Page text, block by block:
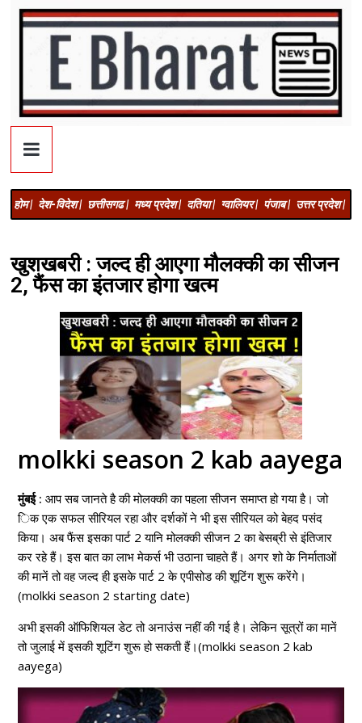
होम | देश-विदेश | छत्तीसगढ | मध्य प्रदेश | दतिया | ग्वालियर | पंजाब | उत्तर प्रदेश |
खुशखबरी : जल्द ही आएगा मौलक्की का सीजन
2, फैंस का इंतजार होगा खत्म
molkki season 2 kab aayega
मुंबई : आप सब जानते है की मोलक्की का पहला सीजन समाप्त हो गया है। जो
िक एक सफल सीरियल रहा और दर्शकों ने भी इस सीरियल को बेहद पसंद
किया। अब फैंस इसका पार्ट 2 यानि मोलक्की सीजन 2 का बेसब्री से इंतिजार
कर रहे हैं। इस बात का लाभ मेकर्स भी उठाना चाहते हैं। अगर शो के निर्माताओं
की मानें तो वह जल्द ही इसके पार्ट 2 के एपीसोड की शूटिंग शुरू करेंगे।
(molkki season 2 starting date)
अभी इसकी ऑफिशियल डेट तो अनाउंस नहीं की गई है। लेकिन सूत्रों का मानें
तो जुलाई में इसकी शूटिंग शुरू हो सकती हैं।(molkki season 2 kab
aayega)